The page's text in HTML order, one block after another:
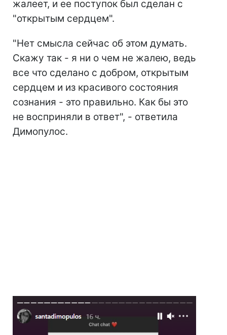
жалеет, и ее поступок был сделан с
"открытым сердцем".
"Нет смысла сейчас об этом думать.
Скажу так - я ни о чем не жалею, ведь
все что сделано с добром, открытым
сердцем и из красивого состояния
сознания - это правильно. Как бы это
не восприняли в ответ", - ответила
Димопулос.